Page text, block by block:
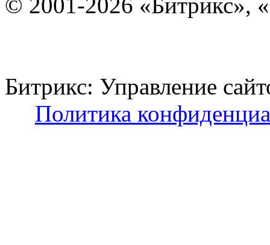
Битрикс: Управление
Политика